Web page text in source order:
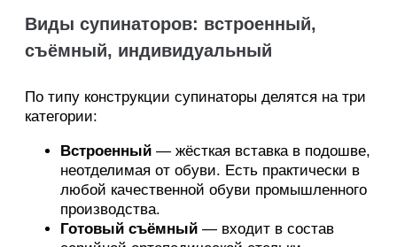
Виды супинаторов: встроенный,
съёмный, индивидуальный
По типу конструкции супинаторы делятся на три
категории:
Встроенный — жёсткая вставка в подошве,
неотделимая от обуви. Есть практически в
любой качественной обуви промышленного
производства.
Готовый съёмный — входит в состав